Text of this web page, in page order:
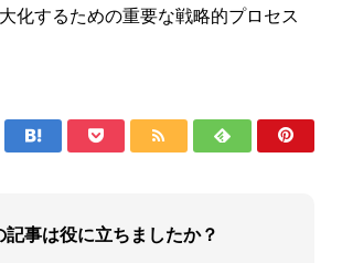
化するための重要な戦略的プロセス
    
記事は役に立ちましたか？